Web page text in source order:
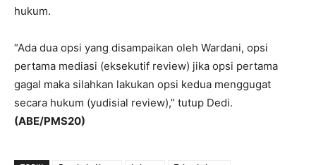
hukum.
“Ada dua opsi yang disampaikan oleh Wardani, opsi
pertama mediasi (eksekutif review) jika opsi pertama
gagal maka silahkan lakukan opsi kedua menggugat
secara hukum (yudisial review),” tutup Dedi.
(ABE/PMS20)